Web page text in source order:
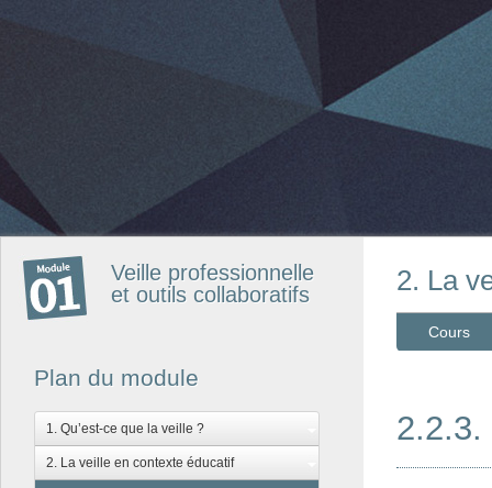
Veille professionnelle
et outils collaboratifs
Plan du module
1. Qu’est-ce que la veille ?
2. La veille en contexte éducatif
2. La
Cours
2.2.3.